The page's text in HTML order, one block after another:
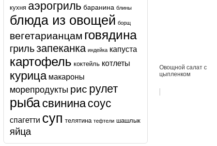
кухня аэрогриль баранина блины
блюда из овощей борщ
вегетарианцам говядина
грильзапеканка индейка капуста
картофель коктейль котлеты
курица макароны
морепродукты рис рулет
рыбасвининасоус
спагетти суп телятина тефтели шашлык
яйца
Овощной салат с
цыпленком